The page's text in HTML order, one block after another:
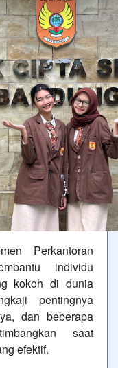
Perkantoran
individu
kokoh di dunia
pentingnya
dan beberapa
saat
efektif.